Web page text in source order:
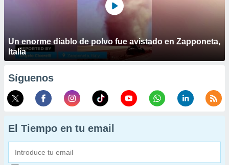
Un enorme diablo de polvo fue avistado en Zapponeta,
Italia
Síguenos
El Tiempo en tu email